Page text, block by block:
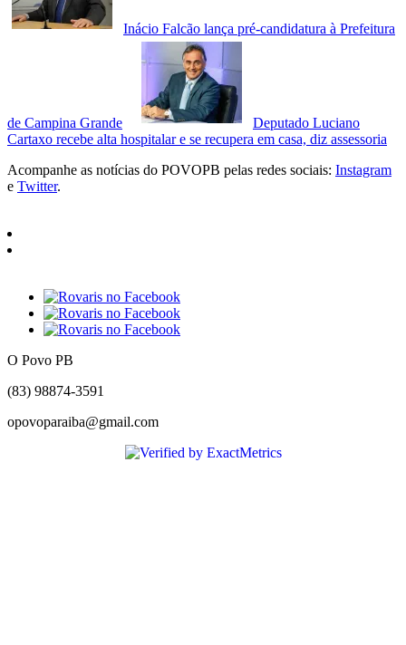
Inácio Falcão lança pré-candidatura à Prefeitura
de Campina Grande
Deputado Luciano
Cartaxo recebe alta hospitalar e se recupera em casa, diz assessoria
Acompanhe as notícias do POVOPB pelas redes sociais: Instagram
e Twitter.
O Povo PB
(83) 98874-3591
opovoparaiba@gmail.com